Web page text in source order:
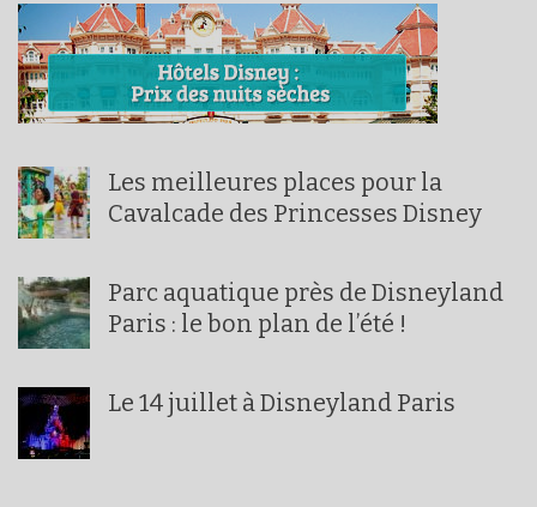
Les meilleures places pour la
Cavalcade des Princesses Disney
Parc aquatique près de Disneyland
Paris : le bon plan de l’été !
Le 14 juillet à Disneyland Paris